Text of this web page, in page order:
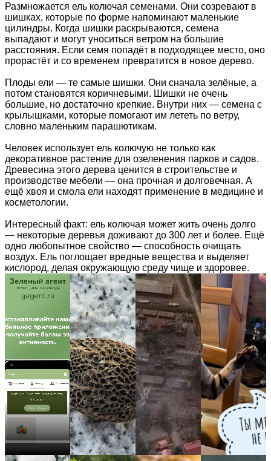
Размножается ель колючая семенами. Они созревают в
шишках, которые по форме напоминают маленькие
цилиндры. Когда шишки раскрываются, семена
выпадают и могут уноситься ветром на большие
расстояния. Если семя попадёт в подходящее место, оно
прорастёт и со временем превратится в новое дерево.
Плоды ели — те самые шишки. Они сначала зелёные, а
потом становятся коричневыми. Шишки не очень
большие, но достаточно крепкие. Внутри них — семена с
крылышками, которые помогают им лететь по ветру,
словно маленьким парашютикам.
Человек использует ель колючую не только как
декоративное растение для озеленения парков и садов.
Древесина этого дерева ценится в строительстве и
производстве мебели — она прочная и долговечная. А
ещё хвоя и смола ели находят применение в медицине и
косметологии.
Интересный факт: ель колючая может жить очень долго
— некоторые деревья доживают до 300 лет и более. Ещё
одно любопытное свойство — способность очищать
воздух. Ель поглощает вредные вещества и выделяет
кислород, делая окружающую среду чище и здоровее.